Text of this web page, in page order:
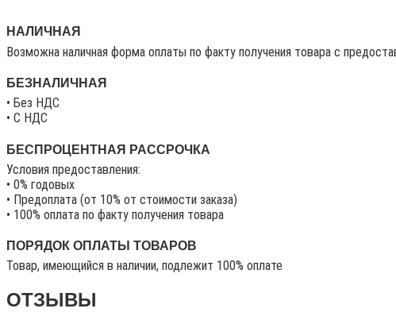
НАЛИЧНАЯ
Возможна наличная форма оплаты по факту получения товара с
БЕЗНАЛИЧНАЯ
• Без НДС
• C НДС
БЕСПРОЦЕНТНАЯ РАССРОЧКА
Условия предоставления:
• 0% годовых
• Предоплата (от 10% от стоимости заказа)
• 100% оплата по факту получения товара
ПОРЯДОК ОПЛАТЫ ТОВАРОВ
Товар, имеющийся в наличии, подлежит 100% оплате
ОТЗЫВЫ